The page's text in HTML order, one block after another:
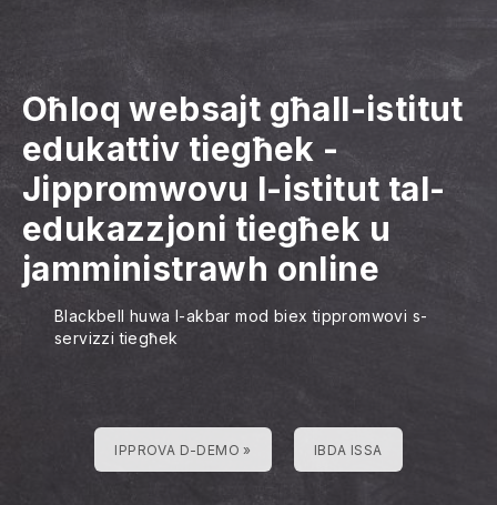
Oħloq websajt għall-istitut
edukattiv tiegħek -
Jippromwovu l-istitut tal-
edukazzjoni tiegħek u
jamministrawh online
Blackbell huwa l-akbar mod biex tippromwovi s-
servizzi tiegħek
IPPROVA D-DEMO » IBDA ISSA